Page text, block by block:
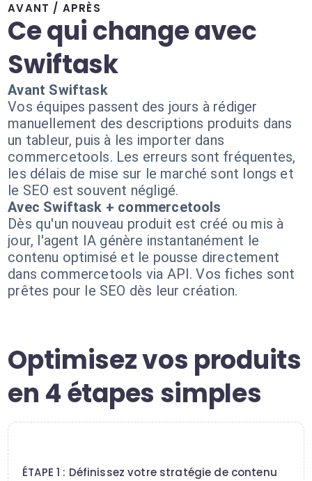
AVANT / APRÈS
Ce qui change avec
Swiftask
Avant Swiftask
Vos équipes passent des jours à rédiger
manuellement des descriptions produits dans
un tableur, puis à les importer dans
commercetools. Les erreurs sont fréquentes,
les délais de mise sur le marché sont longs et
le SEO est souvent négligé.
Avec Swiftask + commercetools
Dès qu'un nouveau produit est créé ou mis à
jour, l'agent IA génère instantanément le
contenu optimisé et le pousse directement
dans commercetools via API. Vos fiches sont
prêtes pour le SEO dès leur création.
Optimisez vos produits
en 4 étapes simples
ÉTAPE 1 : Définissez votre stratégie de contenu